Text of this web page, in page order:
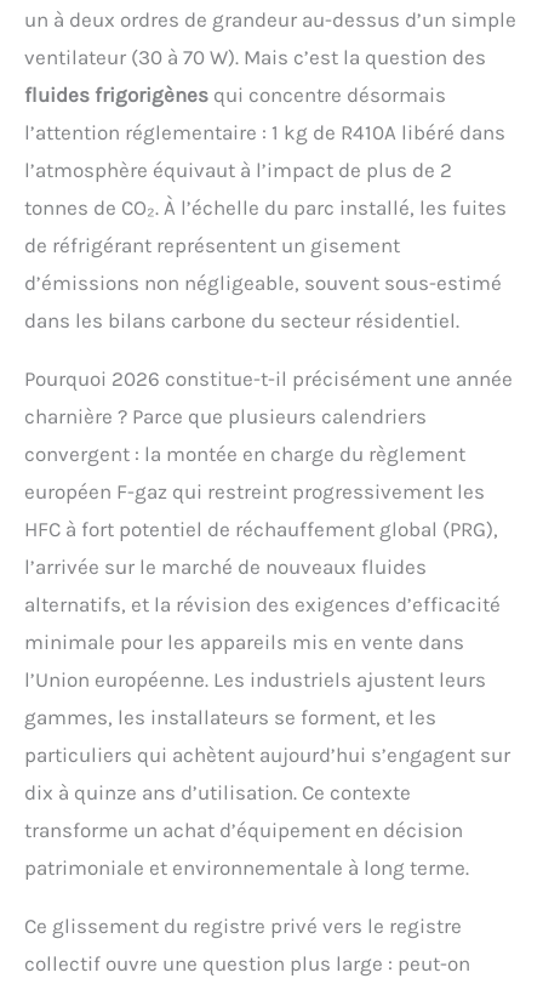
un à deux ordres de grandeur au-dessus d’un simple
ventilateur (30 à 70 W). Mais c’est la question des
fluides frigorigènes qui concentre désormais
l’attention réglementaire : 1 kg de R410A libéré dans
l’atmosphère équivaut à l’impact de plus de 2
tonnes de CO₂. À l’échelle du parc installé, les fuites
de réfrigérant représentent un gisement
d’émissions non négligeable, souvent sous-estimé
dans les bilans carbone du secteur résidentiel.
Pourquoi 2026 constitue-t-il précisément une année
charnière ? Parce que plusieurs calendriers
convergent : la montée en charge du règlement
européen F-gaz qui restreint progressivement les
HFC à fort potentiel de réchauffement global (PRG),
l’arrivée sur le marché de nouveaux fluides
alternatifs, et la révision des exigences d’efficacité
minimale pour les appareils mis en vente dans
l’Union européenne. Les industriels ajustent leurs
gammes, les installateurs se forment, et les
particuliers qui achètent aujourd’hui s’engagent sur
dix à quinze ans d’utilisation. Ce contexte
transforme un achat d’équipement en décision
patrimoniale et environnementale à long terme.
Ce glissement du registre privé vers le registre
collectif ouvre une question plus large : peut-on